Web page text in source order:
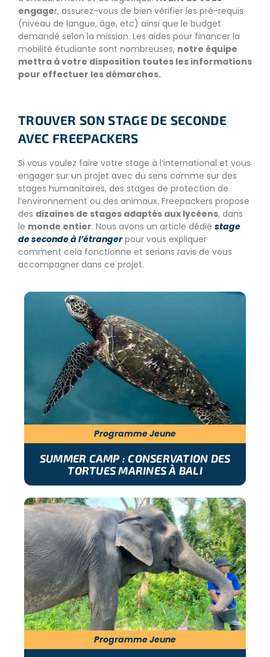
engager, assurez-vous de bien vérifier les pré-requis
(niveau de langue, âge, etc) ainsi que le budget
demandé selon la mission. Les aides pour financer la
mobilité étudiante sont nombreuses, notre équipe
mettra à votre disposition toutes les informations
pour effectuer les démarches.
TROUVER SON STAGE DE SECONDE
AVEC FREEPACKERS
Si vous voulez faire votre stage à l’international et vous
engager sur un projet avec du sens comme sur des
stages humanitaires, des stages de protection de
l’environnement ou des animaux. Freepackers propose
des dizaines de stages adaptés aux lycéens, dans
le monde entier. Nous avons un article dédié stage
de seconde à l’étrangerpour vous expliquer
comment cela fonctionne et serions ravis de vous
accompagner dans ce projet.
Programme Jeune
SUMMER CAMP : CONSERVATION DES
TORTUES MARINES À BALI
Programme Jeune